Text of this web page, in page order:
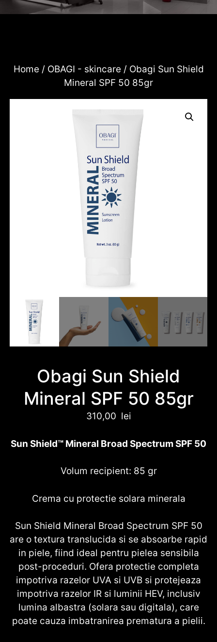
Home / OBAGI - skincare / Obagi Sun Shield
Mineral SPF 50 85gr
Obagi Sun Shield
Mineral SPF 50 85gr
310,00 lei
Sun Shield™ Mineral Broad Spectrum SPF 50
Volum recipient: 85 gr
Crema cu protectie solara minerala
Sun Shield Mineral Broad Spectrum SPF 50
are o textura translucida si se absoarbe rapid
in piele, fiind ideal pentru pielea sensibila
post-proceduri. Ofera protectie completa
impotriva razelor UVA si UVB si protejeaza
impotriva razelor IR si luminii HEV, inclusiv
lumina albastra (solara sau digitala), care
poate cauza imbatranirea prematura a pielii.